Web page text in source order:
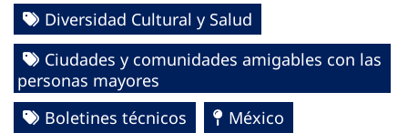
Diversidad Cultural y Salud
Ciudades y comunidades amigables con las
personas mayores
Boletines técnicos
México